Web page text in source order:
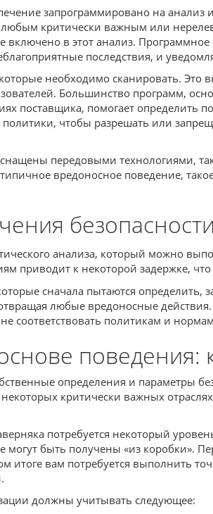
запрограммировано на анализ
любым критически важным или
включено в этот анализ.
последствия, и
необходимо сканировать.
Большинство программ,
поставщика, помогает определить
чтобы разрешать или
передовыми технологиями,
вредоносное поведение,
анализа, который можно
приводит к некоторой задержке,
сначала пытаются
любые вредоносные
соответствовать политикам и нормам
поведения:
определения и параметры
критически важных
потребуется некоторый
могут быть получены «из
итоге вам потребуется выполнить
должны учитывать следующее: